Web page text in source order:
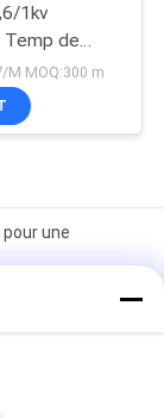
1kv
Temp de
90 degrés
M MOQ:300 m
une
faible émission
isolé en PVC,